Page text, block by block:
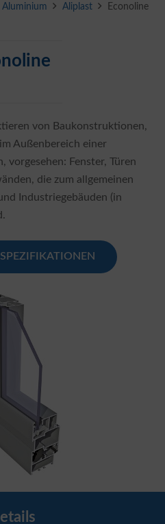
Aluminium Aliplast Econoline
von Baukonstruktionen,
Außenbereich einer
vorgesehen: Fenster, Türen
die zum allgemeinen
Industriegebäuden (in